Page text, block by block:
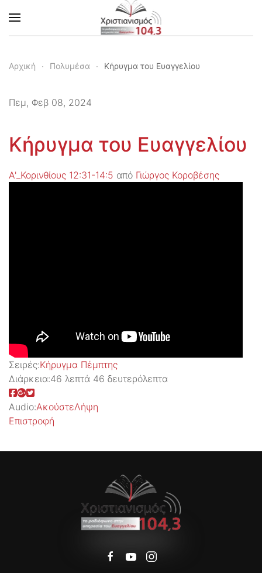
Skip to main content
Αρχική Πολυμέσα Κήρυγμα του Ευαγγελίου
Πεμ, Φεβ 08, 2024
Κήρυγμα του Ευαγγελίου
Α'_Κορινθίους 12:31-14:5 από Γιώργος Κοροβέσης
Σειρές:Kήρυγμα Πέμπτης
Διάρκεια:46 λεπτά 46 δευτερόλεπτα
Audio:ΑκούστεΛήψη
Επιστροφή